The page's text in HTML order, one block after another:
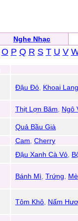
Nghe Nhạc
O P Q R S T U V
Đậu Đỏ Khoai Lang
Thịt Lợn Băm Ngô
Quả Bầu Già
Cam Cherry
Đậu Xanh Cà Vỏ
Bánh Mì Trứng Mè
Tôm Khô Nấm